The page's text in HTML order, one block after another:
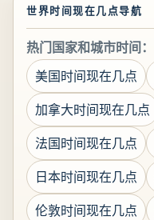
世界时间现在几点导航
热门国家和城市时间：
美国时间现在几点
加拿大时间现在几点
法国时间现在几点
日本时间现在几点
伦敦时间现在几点